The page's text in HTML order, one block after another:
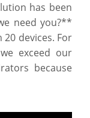
has been
need you?**
devices. For
exceed our
because